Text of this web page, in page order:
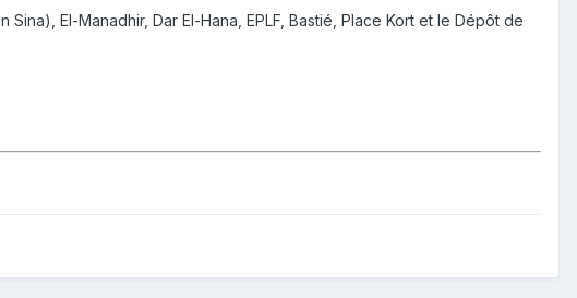
El-Manadhir, Dar El-Hana, EPLF, Bastié, Place Kort et le Dépôt de